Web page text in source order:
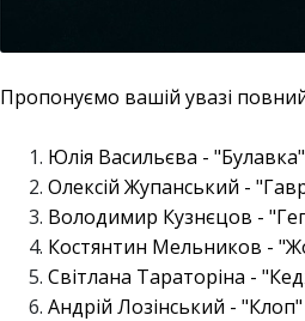
Пропонуємо вашій увазі
Юлія Васильєва - "Булавка"
Олексій Жупанський -
Володимир Кузнєцов -
Костянтин Мельников -
Світлана Тараторіна -
Андрій Лозінський - "Клоп"